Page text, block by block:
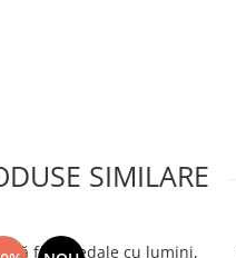
SIMILARE
fără pedale cu lumini,